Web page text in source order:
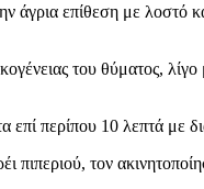
άγρια επίθεση με
του θύματος,
επί περίπου 10 λεπτά με
πιπεριού, τον